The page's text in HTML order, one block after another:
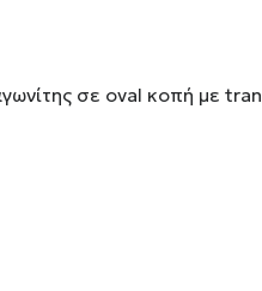
σε oval κοπή με